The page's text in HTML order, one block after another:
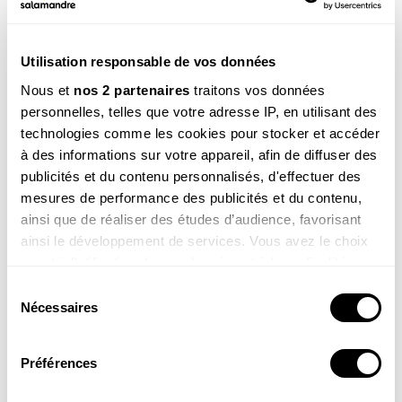
Utilisation responsable de vos données
Nous et nos 2 partenaires traitons vos données
personnelles, telles que votre adresse IP, en utilisant des
technologies comme les cookies pour stocker et accéder
à des informations sur votre appareil, afin de diffuser des
publicités et du contenu personnalisés, d'effectuer des
mesures de performance des publicités et du contenu,
ainsi que de réaliser des études d’audience, favorisant
ainsi le développement de services. Vous avez le choix
tout moment en consultant la Déclaration relative aux
cookies ou en cliquant sur l'icône de confidentialité.
Si vous le permettez, nous aimerions également :
Nécessaires
Préférences
Plante À Fleurs
Ces produits pourraient vous
intéresser